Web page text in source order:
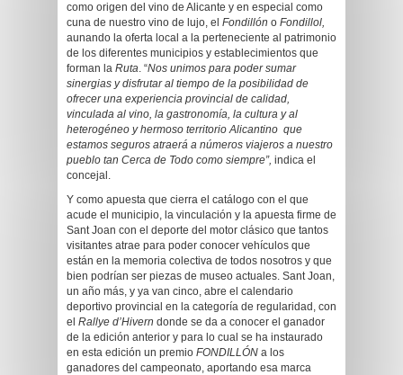
como origen del vino de Alicante y en especial como
cuna de nuestro vino de lujo, el Fondillón o Fondillol,
aunando la oferta local a la perteneciente al patrimonio
de los diferentes municipios y establecimientos que
forman la Ruta. “Nos unimos para poder sumar
sinergias y disfrutar al tiempo de la posibilidad de
ofrecer una experiencia provincial de calidad,
vinculada al vino, la gastronomía, la cultura y al
heterogéneo y hermoso territorio Alicantino que
estamos seguros atraerá a números viajeros a nuestro
pueblo tan Cerca de Todo como siempre”, indica el
concejal.
Y como apuesta que cierra el catálogo con el que
acude el municipio, la vinculación y la apuesta firme de
Sant Joan con el deporte del motor clásico que tantos
visitantes atrae para poder conocer vehículos que
están en la memoria colectiva de todos nosotros y que
bien podrían ser piezas de museo actuales. Sant Joan,
un año más, y ya van cinco, abre el calendario
deportivo provincial en la categoría de regularidad, con
el Rallye d’Hivern donde se da a conocer el ganador
de la edición anterior y para lo cual se ha instaurado
en esta edición un premio FONDILLÓN a los
ganadores del campeonato, aportando esa marca